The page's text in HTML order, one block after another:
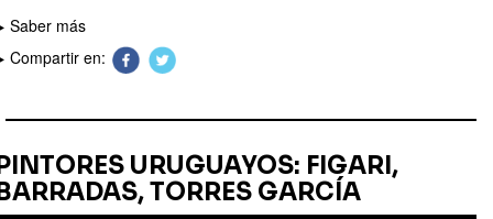
Saber más
Compartir en:
URUGUAYOS: FIGARI,
TORRES GARCÍA